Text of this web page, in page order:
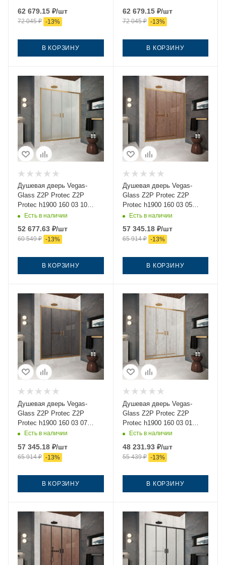
профиль золото
62 679.15 ₽/шт
72 045₽ -13%
В КОРЗИНУ
62 679.15₽/шт
72 045₽ -13%
В КОРЗИНУ
Душевая дверь Vegas-
Glass Z2P Protec Z2P
Protec h1900 160 03 10
160х190 стекло матовое
профиль золото
Есть в наличии
52 677.63 ₽/шт
60 549₽ -13%
В КОРЗИНУ
Душевая дверь Vegas-
Glass Z2P Protec Z2P
Protec h1900 160 03 05
160х190 стекло
тонированное профиль
золото
Есть в наличии
57 345.18₽/шт
65 914₽ -13%
В КОРЗИНУ
Душевая дверь Vegas-
Glass Z2P Protec Z2P
Protec h1900 160 03 07
160х190 стекло
золото
Есть в наличии
57 345.18 ₽/шт
65 914₽ -13%
В КОРЗИНУ
Душевая дверь Vegas-
Glass Z2P Protec Z2P
Protec h1900 160 03 01
160х190 стекло прозрачное
Есть в наличии
48 231.93₽/шт
55 439₽ -13%
В КОРЗИНУ